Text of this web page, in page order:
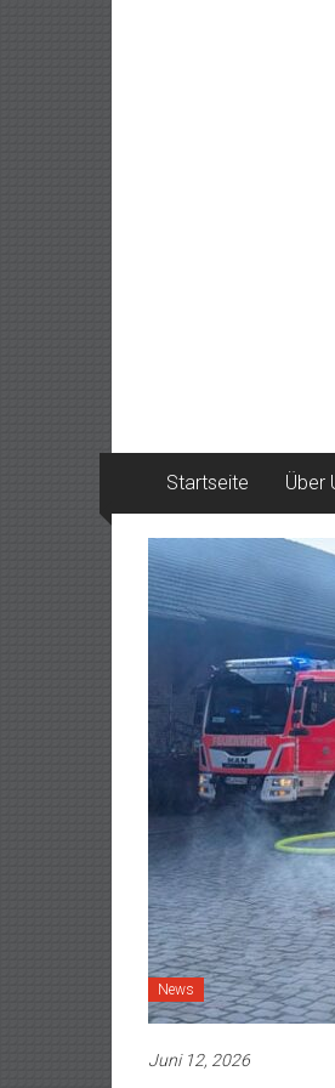
Startseite Über
News
Juni 12, 2026